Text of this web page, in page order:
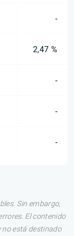
-
2,47 %
-
-
-
Sin embargo,
El contenido
está destinado